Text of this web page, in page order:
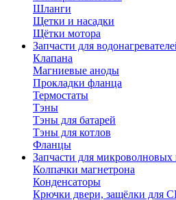
Шланги
Щетки и насадки
Щётки мотора
Запчасти для
Клапана
Магниевые аноды
Прокладки фланца
Термостаты
Тэны
Тэны для батарей
Тэны для котлов
Фланцы
Запчасти для микроволновых
Колпачки магнетрона
Конденсаторы
Крючки двери, защёлки для